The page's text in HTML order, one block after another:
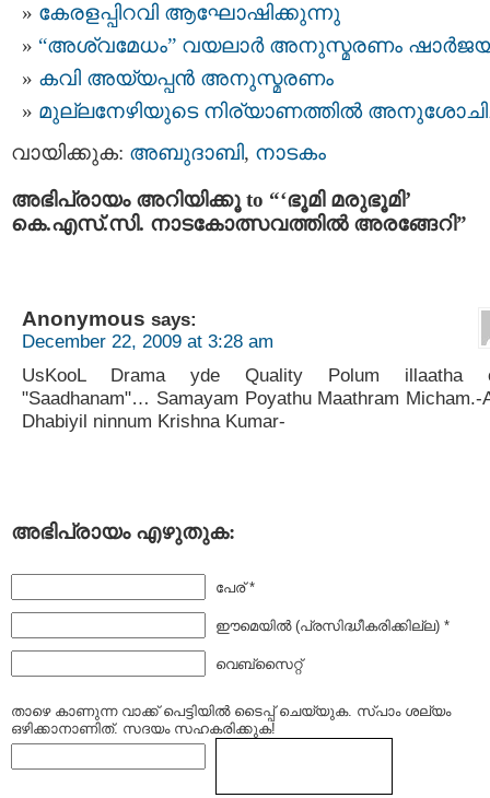
കേരളപ്പിറവി ആഘോഷിക്കുന്നു
“അശ്വമേധം” വയലാര്‍ അനുസ്മരണം
കവി അയ്യപ്പന്‍ അനുസ്മരണം
മുല്ലനേഴിയുടെ നിര്യാണത്തില്‍
വായിക്കുക: അബുദാബി, നാടകം
അഭിപ്രായം അറിയിക്കൂ to “‘ഭൂമി മരുഭൂമി’
കെ.എസ്.സി. നാടകോത്സവത്തില്‍ അരങ്ങേറി”
Anonymous says:
December 22, 2009 at 3:28 am
UsKooL Drama yde Quality Polum illaatha
"Saadhanam"… Samayam Poyathu Maathram Micham.-
Dhabiyil ninnum Krishna Kumar-
അഭിപ്രായം എഴുതുക:
പേര് *
ഈമെയില്‍ (പ്രസിദ്ധീകരിക്കില്ല) *
വെബ്സൈറ്റ്
താഴെ കാണുന്ന വാക്ക് പെട്ടിയില്‍ ടൈപ്പ്‌ ചെയ്യുക. സ്പാം ശല്യം
ഒഴിക്കാനാണിത്. സദയം സഹകരിക്കുക!